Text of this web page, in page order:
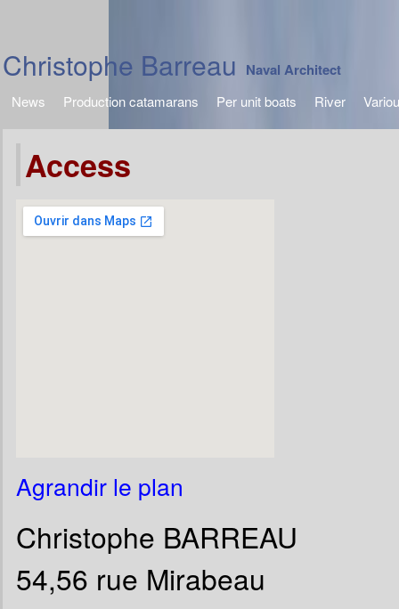
Christophe Barreau Naval Architect
News Production catamarans Per unit boats River
Access
Agrandir le plan
Christophe BARREAU
54,56 rue Mirabeau